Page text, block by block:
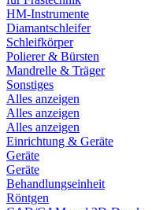
HM-Instrumente
Diamantschleifer
Schleifkörper
Polierer & Bürsten
Mandrelle & Träger
Sonstiges
Alles anzeigen
Alles anzeigen
Alles anzeigen
Einrichtung & Geräte
Geräte
Geräte
Behandlungseinheit
Röntgen